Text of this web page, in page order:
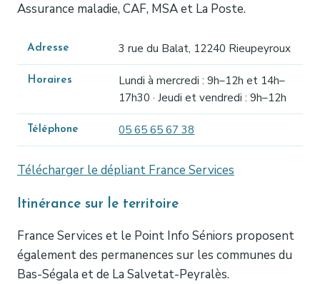
Assurance maladie, CAF, MSA et La Poste.
Adresse 3 rue du Balat, 12240 Rieupeyroux
Horaires
Lundi à mercredi : 9h–12h et 14h–
17h30 · Jeudi et vendredi : 9h–12h
Téléphone 05 65 65 67 38
Télécharger le dépliant France Services
Itinérance sur le territoire
France Services et le Point Info Séniors proposent
également des permanences sur les communes du
Bas-Ségala et de La Salvetat-Peyralès.